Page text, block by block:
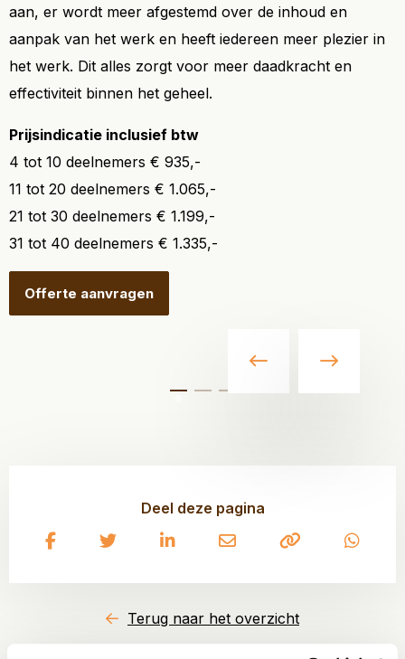
aan, er wordt meer afgestemd over de inhoud en
aanpak van het werk en heeft iedereen meer plezier in
het werk. Dit alles zorgt voor meer daadkracht en
effectiviteit binnen het geheel.
Prijsindicatie inclusief btw
4 tot 10 deelnemers € 935,-
11 tot 20 deelnemers € 1.065,-
21 tot 30 deelnemers € 1.199,-
31 tot 40 deelnemers € 1.335,-
Offerte aanvragen
Deel deze pagina
Delen
Delen
Delen
Delen
mail
KopiërenDelen
Terug naar het overzicht